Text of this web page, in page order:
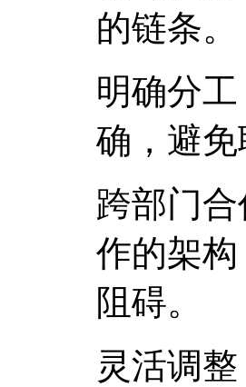
的链条。
明确分
确，避
跨部门
作的架
阻碍。
灵活调